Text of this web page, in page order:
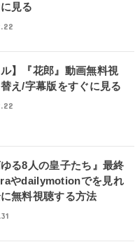
見る
ル】『花郎』動画無料視
え/字幕版をすぐに見る
ゆる8人の皇子たち』最終
やdailymotionでを見れ
無料視聴する方法